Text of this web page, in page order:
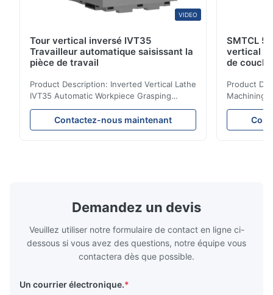
VIDEO
Tour vertical inversé IVT35
Travailleur automatique saisissant la
pièce de travail
Product Description: Inverted Vertical Lathe
IVT35 Automatic Workpiece Grasping
Automated Production Line CNC Lathe
IVT35 automated production line stands
out with standardized modular design and
boring for multi-process machining. Ideal
Contactez-nous maintenant
SMTCL 5
vertical
de
Product
Machining
Mineral
Machining
for the
Demandez un devis
Veuillez utiliser notre formulaire de contact en ligne ci-
dessous si vous avez des questions, notre équipe vous
contactera dès que possible.
Un courrier électronique.*